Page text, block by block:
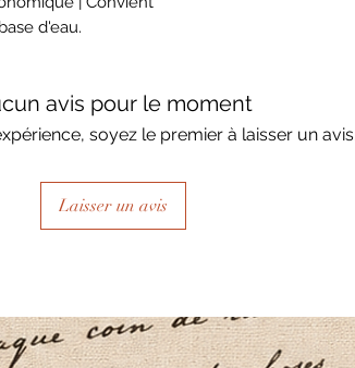
d'eau.
avis pour le moment
soyez le premier à laisser un avis.
Laisser un avis